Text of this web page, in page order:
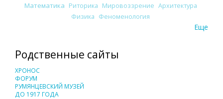
Математика Риторика Мировоззрение Архитектура
Физика Феноменология
Еще
Родственные сайты
ХРОНОС
ФОРУМ
РУМЯНЦЕВСКИЙ МУЗЕЙ
ДО 1917 ГОДА